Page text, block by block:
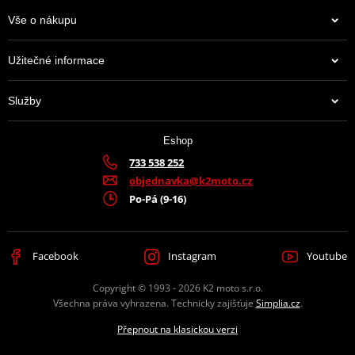
JT Sprockets je leader na trhu s kolečky a rozetami, který prodává
moderní továrnu plnou CNC strojů, které zpracovávají ty top
materiály, jaké se používají. A mají jich hodně. Prakticky na
D.I.D + JT
zlatá
Vše o nákupu
Užitečné informace
Služby
Eshop
733 538 252
objednavka@k2moto.cz
Po-Pá (9-16)
Facebook Instagram Youtube
Copyright © 1993 - 2026 K2 moto s.r.o.
Všechna práva vyhrazena. Technicky zajišťuje Simplia.cz.
Přepnout na klasickou verzi